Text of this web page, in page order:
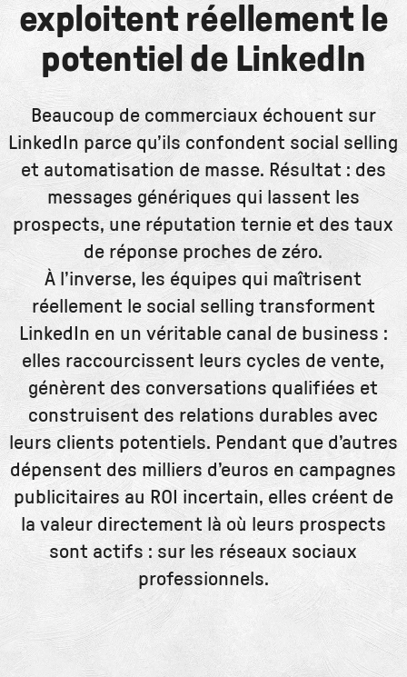
exploitent réellement le
potentiel de LinkedIn
Beaucoup de commerciaux échouent sur
LinkedIn parce qu’ils confondent social selling
et automatisation de masse. Résultat : des
messages génériques qui lassent les
prospects, une réputation ternie et des taux
de réponse proches de zéro.
À l’inverse, les équipes qui maîtrisent
réellement le social selling transforment
LinkedIn en un véritable canal de business :
elles raccourcissent leurs cycles de vente,
génèrent des conversations qualifiées et
construisent des relations durables avec
leurs clients potentiels. Pendant que d’autres
dépensent des milliers d’euros en campagnes
publicitaires au ROI incertain, elles créent de
la valeur directement là où leurs prospects
sont actifs : sur les réseaux sociaux
professionnels.